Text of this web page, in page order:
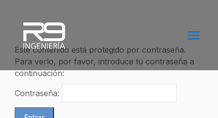
Este contenido está protegido por contraseña.
Para verlo, por favor, introduce tu contraseña a
continuación:
Contraseña: